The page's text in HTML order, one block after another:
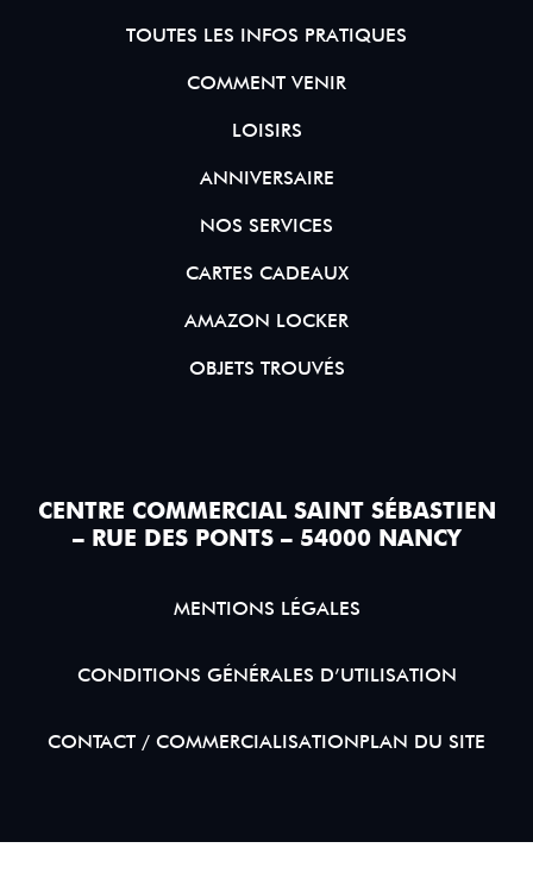
TOUTES LES INFOS PRATIQUES
COMMENT VENIR
LOISIRS
ANNIVERSAIRE
NOS SERVICES
CARTES CADEAUX
AMAZON LOCKER
OBJETS TROUVÉS
CENTRE COMMERCIAL SAINT SÉBASTIEN
– RUE DES PONTS – 54000 NANCY
MENTIONS LÉGALES
CONDITIONS GÉNÉRALES D’UTILISATION
CONTACT / COMMERCIALISATIONPLAN DU SITE